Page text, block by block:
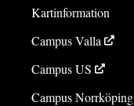
Kartinformation
Campus Valla
Campus US
Campus Norrköping